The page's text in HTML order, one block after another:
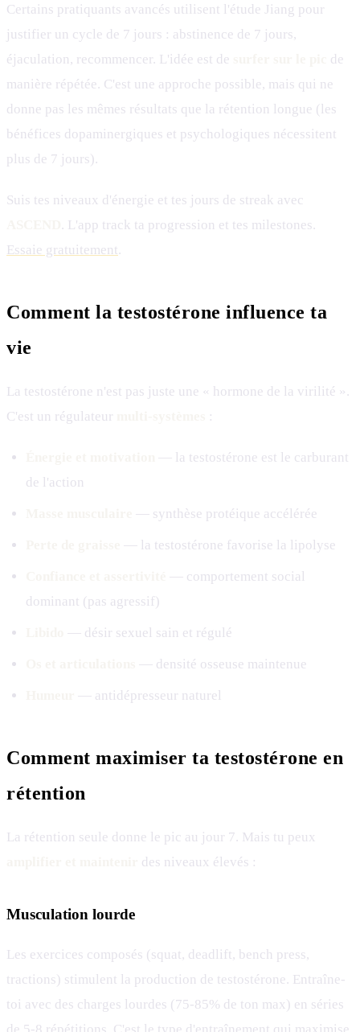
Certains pratiquants avancés utilisent l'étude Jiang pour
justifier un cycle de 7 jours : abstinence de 7 jours,
éjaculation, recommencer. L'idée est de
de
manière répétée. C'est une approche possible, mais qui ne
donne pas les mêmes résultats que la rétention longue (les
bénéfices dopaminergiques et psychologiques nécessitent
plus de 7 jours).
Suis tes niveaux d'énergie et tes jours de streak avec
. L'app track ta progression et tes milestones.
Essaie gratuitement.
Comment la testostérone influence ta
vie
La testostérone n'est pas juste une « hormone de la virilité ».
C'est un régulateur
:
— la testostérone est le carburant
de l'action
— synthèse protéique accélérée
— la testostérone favorise la lipolyse
— comportement social
dominant (pas agressif)
— désir sexuel sain et régulé
— densité osseuse maintenue
— antidépresseur naturel
Comment maximiser ta testostérone en
rétention
La rétention seule donne le pic au jour 7. Mais tu peux
des niveaux élevés :
Musculation lourde
Les exercices composés (squat, deadlift, bench press,
tractions) stimulent la production de testostérone. Entraîne-
toi avec des charges lourdes (75-85% de ton max) en séries